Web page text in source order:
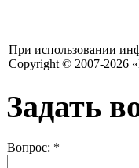
При использовании
Copyright © 2007-2026
Задать
Вопрос: *